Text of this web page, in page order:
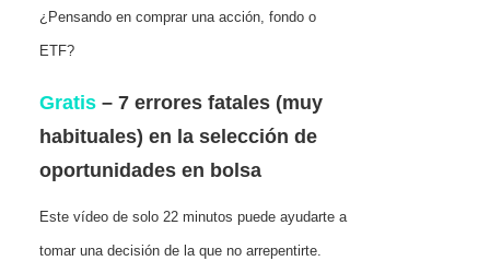
¿Pensando en comprar una acción, fondo o
ETF?
Gratis – 7 errores fatales (muy
habituales) en la selección de
oportunidades en bolsa
Este vídeo de solo 22 minutos puede ayudarte a
tomar una decisión de la que no arrepentirte.